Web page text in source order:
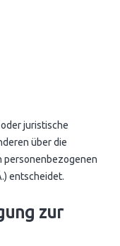
juristische
über die
personenbezogenen
entscheidet.
zur